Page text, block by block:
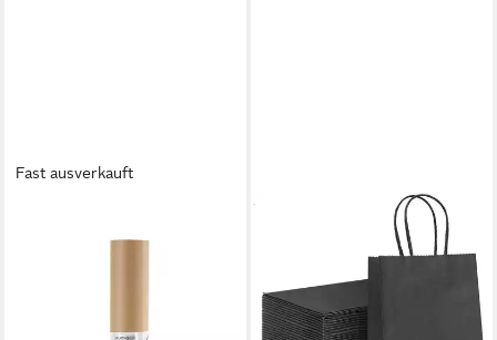
Fast ausverkauft
Kraftpapier Rolle, 30 m lang